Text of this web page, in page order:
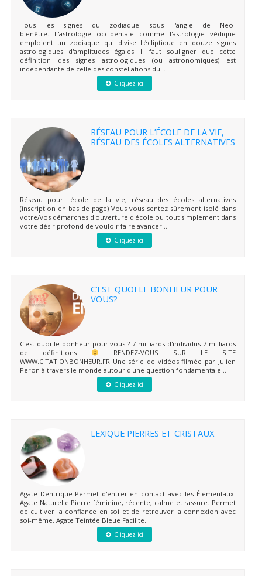
Tous les signes du zodiaque sous l'angle de Neo-
bienêtre. L'astrologie occidentale comme l'astrologie védique
emploient un zodiaque qui divise l'écliptique en douze signes
astrologiques d'amplitudes égales. Il faut souligner que cette
définition des signes astrologiques (ou astronomiques) est
indépendante de celle des constellations du...
Cliquez ici
RÉSEAU POUR L’ÉCOLE DE LA VIE,
RÉSEAU DES ÉCOLES ALTERNATIVES
Réseau pour l'école de la vie, réseau des écoles alternatives
(inscription en bas de page) Vous vous sentez sûrement isolé dans
votre/vos démarches d'ouverture d'école ou tout simplement dans
votre désir profond de vouloir faire avancer...
Cliquez ici
C’EST QUOI LE BONHEUR POUR
VOUS?
C'est quoi le bonheur pour vous ? 7 milliards d'individus 7 milliards
de définitions
RENDEZ-VOUS SUR LE SITE
WWW.CITATIONBONHEUR.FR Une série de vidéos filmée par Julien
Peron à travers le monde autour d'une question fondamentale...
Cliquez ici
LEXIQUE PIERRES ET CRISTAUX
Agate Dentrique Permet d'entrer en contact avec les Élémentaux.
Agate Naturelle Pierre féminine, récente, calme et rassure. Permet
de cultiver la confiance en soi et de retrouver la connexion avec
soi-même. Agate Teintée Bleue Facilite...
Cliquez ici